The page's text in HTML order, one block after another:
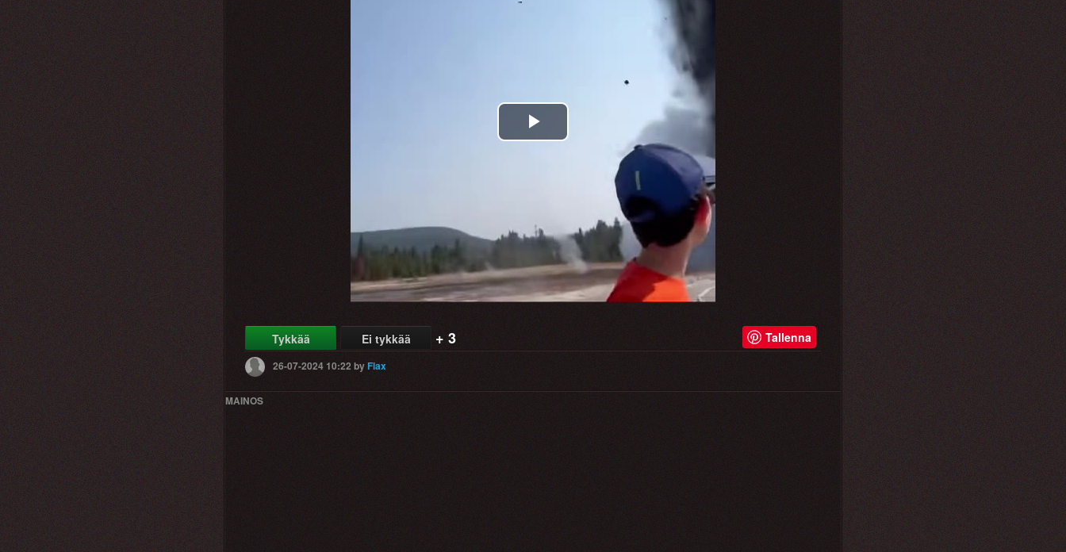
Play
Tykkää Ei tykkää + 3 Tallenna
26-07-2024 10:22byFlax
MAINOS